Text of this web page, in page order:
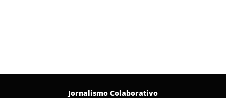
Jornalismo Colaborativo